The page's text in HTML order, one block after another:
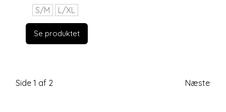
S/M
L/XL
Se produktet
Side 1 af 2 Næste